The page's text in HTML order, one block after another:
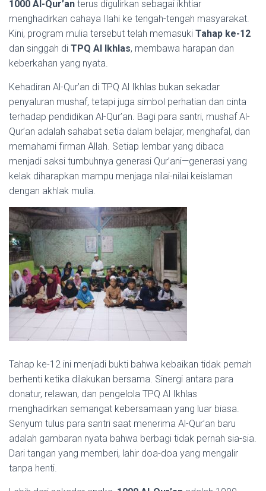
1000 Al-Qur’an terus digulirkan sebagai ikhtiar
menghadirkan cahaya Ilahi ke tengah-tengah masyarakat.
Kini, program mulia tersebut telah memasuki Tahap ke-12
dan singgah di TPQ Al Ikhlas, membawa harapan dan
keberkahan yang nyata.
Kehadiran Al-Qur’an di TPQ Al Ikhlas bukan sekadar
penyaluran mushaf, tetapi juga simbol perhatian dan cinta
terhadap pendidikan Al-Qur’an. Bagi para santri, mushaf Al-
Qur’an adalah sahabat setia dalam belajar, menghafal, dan
memahami firman Allah. Setiap lembar yang dibaca
menjadi saksi tumbuhnya generasi Qur’ani—generasi yang
kelak diharapkan mampu menjaga nilai-nilai keislaman
dengan akhlak mulia.
Tahap ke-12 ini menjadi bukti bahwa kebaikan tidak pernah
berhenti ketika dilakukan bersama. Sinergi antara para
donatur, relawan, dan pengelola TPQ Al Ikhlas
menghadirkan semangat kebersamaan yang luar biasa.
Senyum tulus para santri saat menerima Al-Qur’an baru
adalah gambaran nyata bahwa berbagi tidak pernah sia-sia.
Dari tangan yang memberi, lahir doa-doa yang mengalir
tanpa henti.